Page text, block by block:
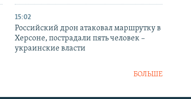
15:02
Российский дрон атаковал маршрутку в
Херсоне, пострадали пять человек –
украинские власти
БОЛЬШЕ